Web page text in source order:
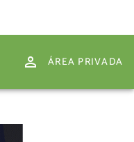
ÁREA PRIVADA